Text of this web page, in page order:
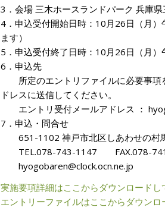
3．会場 三木ホースランドパーク 兵庫
4．申込受付開始日時：10月26日（月
ます）
5．申込受付終了日時：10月26日（月）
6．申込先
所定のエントリファイルに必要事項
ドレスに送信してください。
エントリ受付メールアドレス ：
7．申込・問合せ
651-1102 神戸市北区しあわせの村
TEL.078-743-1147 FAX.078-
hyogobaren@clock.ocn.ne.jp
実施要項詳細はここからダウンロードし
エントリーファイルはここからダウンロ